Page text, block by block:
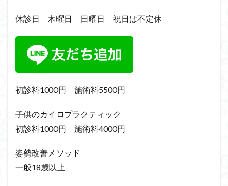
休診日 木曜日 日曜日 祝日は不定休
初診料1000円 施術料5500円
子供のカイロプラクティック
初診料1000円 施術料4000円
姿勢改善メソッド
一般18歳以上